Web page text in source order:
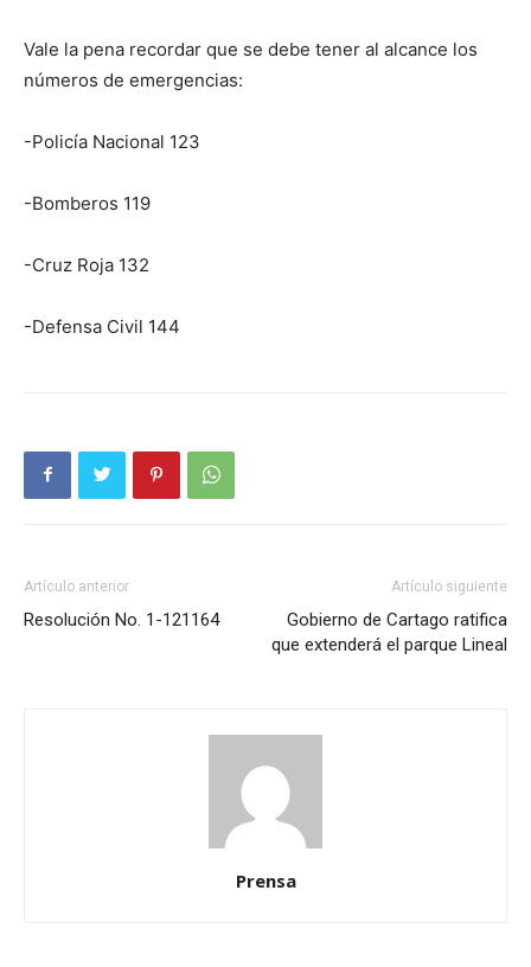
Vale la pena recordar que se debe tener al alcance los
números de emergencias:
-Policía Nacional 123
-Bomberos 119
-Cruz Roja 132
-Defensa Civil 144
Artículo anterior
Resolución No. 1-121164
Artículo siguiente
Gobierno de Cartago ratifica
que extenderá el parque Lineal
Prensa